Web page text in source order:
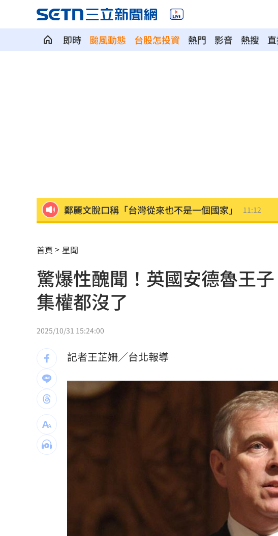
即時 颱風動態 台股怎投資 熱門 影音 熱搜
身價千億照買250元麻糬 富太包包自己做 11:11
小吃部討債逼拍裸照！恐怖主嫌下場曝
獨／曹雨婷挨轟失職 昔理事長楊光友開轟 11:08
酒測0.7、毒品快篩陽性 警查獲酒毒雙駕
韓足協爆性招待外籍裁判！7場比賽5勝2和
本土女星遭經紀人侵犯 他反嗆：沒伸舌頭
獨／身高173！排球女神十一挑戰mini徵選 11:00
11:00
全國首創「高溫微型保險」 台南7月試辦 11:00
擋暴衝特斯拉「救很多人」賓士車主身分曝 10:59
林逸欣首個無父父親節 診所熄燈爆排隊潮 10:58
村神相隔5場炸裂 暫居MLB日籍球員第2多 10:53
首頁 星聞
驚爆性醜聞！英國安德魯王
集權都沒了
2025/10/31 15:24:00
記者王芷姍／台北報導